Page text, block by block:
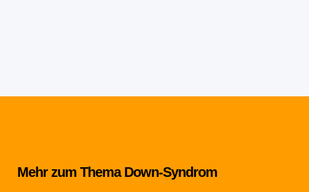
Mehr zum Thema Down-Syndrom